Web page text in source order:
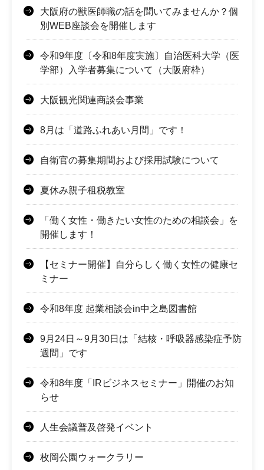
大阪府の獣医師職の話を聞いてみませんか？個
別WEB座談会を開催します
令和9年度〔令和8年度実施〕自治医科大学（医
学部）入学者募集について（大阪府枠）
大阪観光関連商談会事業
8月は「道路ふれあい月間」です！
自衛官の募集期間および採用試験について
夏休み親子租税教室
「働く女性・働きたい女性のための相談会」を
開催します！
【セミナー開催】自分らしく働く女性の健康セ
ミナー
令和8年度 起業相談会in中之島図書館
9月24日～9月30日は「結核・呼吸器感染症予防
週間」です
令和8年度「IRビジネスセミナー」開催のお知
らせ
人生会議普及啓発イベント
枚岡公園ウォークラリー